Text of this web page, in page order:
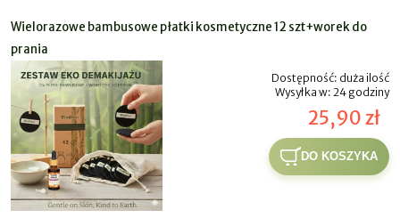
Wielorazowe bambusowe płatki kosmetyczne 12 szt+worek do
prania
Dostępność: duża ilość
Wysyłka w: 24 godziny
25,90 zł
DO KOSZYKA